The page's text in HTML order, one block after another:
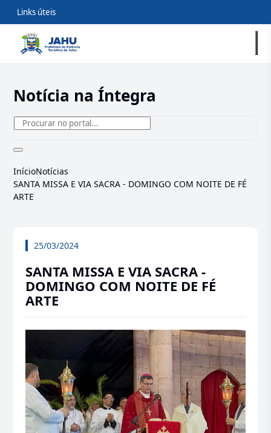
Links úteis
Notícia na Íntegra
InícioNotícias
SANTA MISSA E VIA SACRA - DOMINGO COM NOITE DE FÉ
ARTE
25/03/2024
SANTA MISSA E VIA SACRA -
DOMINGO COM NOITE DE FÉ
ARTE